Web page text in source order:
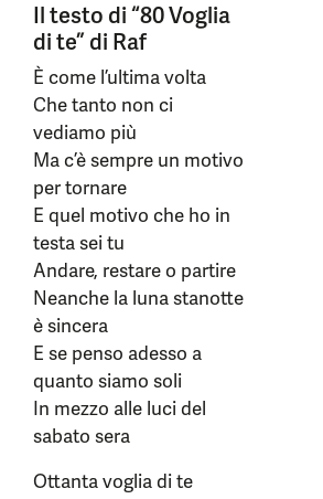
Il testo di “80 Voglia
di te” di Raf
È come l’ultima volta
Che tanto non ci
vediamo più
Ma c’è sempre un motivo
per tornare
E quel motivo che ho in
testa sei tu
Andare, restare o partire
Neanche la luna stanotte
è sincera
E se penso adesso a
quanto siamo soli
In mezzo alle luci del
sabato sera
Ottanta voglia di te